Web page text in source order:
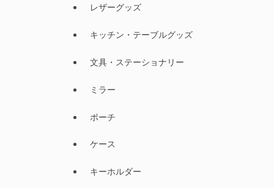
レザーグッズ
キッチン・テーブルグッズ
文具・ステーショナリー
ミラー
ポーチ
ケース
キーホルダー